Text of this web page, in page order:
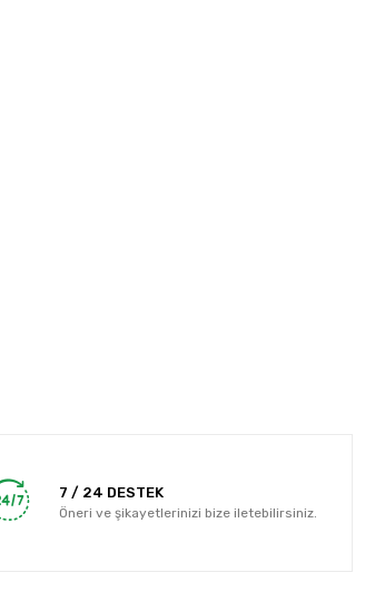
7 / 24 DESTEK
Öneri ve şikayetlerinizi bize iletebilirsiniz.